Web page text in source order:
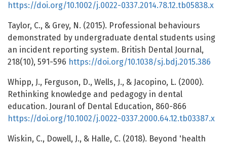
https://doi.org/10.1002/j.0022-0337.2014.78.12.tb05838.x
Taylor, C., & Grey, N. (2015). Professional behaviours
demonstrated by undergraduate dental students using
an incident reporting system. British Dental Journal,
218(10), 591-596 https://doi.org/10.1038/sj.bdj.2015.386
Whipp, J., Ferguson, D., Wells, J., & Jacopino, L. (2000).
Rethinking knowledge and pedagogy in dental
education. Jouranl of Dental Education, 860-866
https://doi.org/10.1002/j.0022-0337.2000.64.12.tb03387.x
Wiskin, C., Dowell, J., & Halle, C. (2018). Beyond 'health